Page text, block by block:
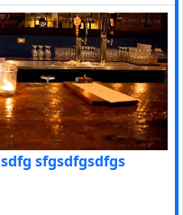
sfgsdfgsdfgs